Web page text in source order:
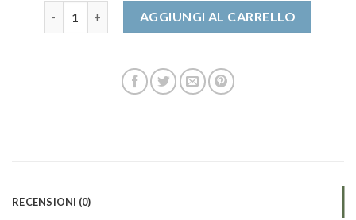
stivaletti uomo quantitàAGGIUNGI AL CARRELLO
RECENSIONI (0)